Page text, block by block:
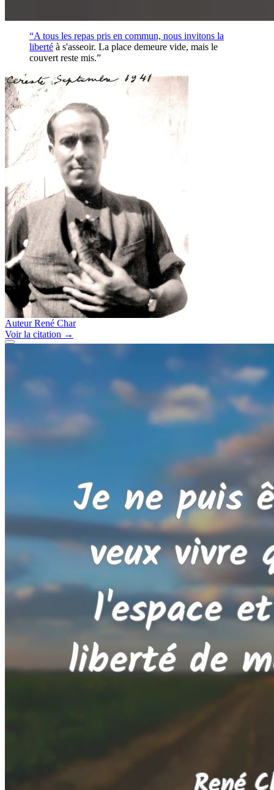
“A tous les repas pris en commun, nous invitons la
liberté à s'asseoir. La place demeure vide, mais le
couvert reste mis.”
Auteur René Char
Voirla citation →